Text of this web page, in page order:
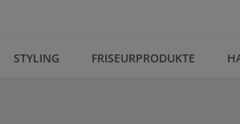
STYLING FRISEURPRODUKTE